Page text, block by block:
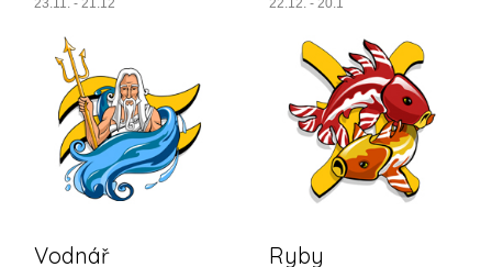
23.11. - 21.12 22.12. - 20.1
Vodnář Ryby